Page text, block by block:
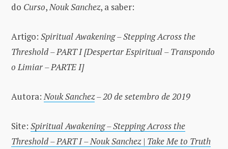
do Curso,Nouk Sanchez, a saber:
Artigo: Spiritual Awakening – Stepping Across the
Threshold – PART I [Despertar Espiritual – Transpondo
o Limiar – PARTE I]
Autora:Nouk Sanchez– 20 de setembro de 2019
Site: Spiritual Awakening – Stepping Across the
Threshold – PART I – Nouk Sanchez | Take Me to Truth